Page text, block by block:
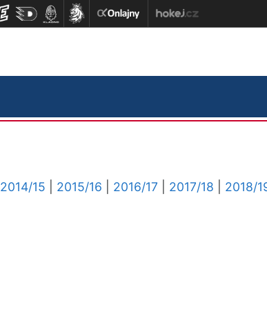
2014/15 2015/16 2016/17 2017/18 2018/